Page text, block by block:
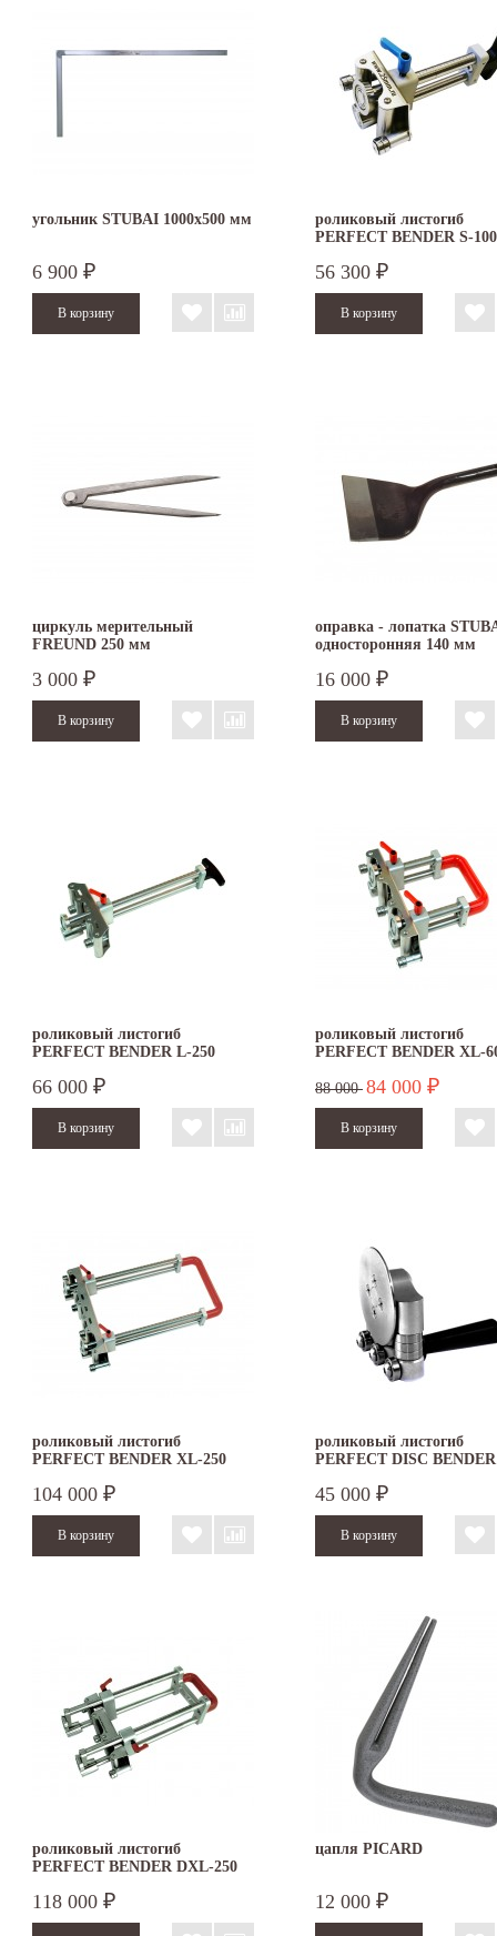
угольник STUBAI 1000х500 мм
6 900 ₽
роликовый листогиб
PERFECT BENDER S-100
56 300 ₽
циркуль мерительный
FREUND 250 мм
3 000 ₽
оправка - лопатка
односторонняя 140 мм
16 000 ₽
роликовый листогиб
PERFECT BENDER L-250
66 000 ₽
роликовый листогиб
PERFECT BENDER XL-
88 000 84 000 ₽
роликовый листогиб
PERFECT BENDER XL-250
104 000 ₽
роликовый листогиб
PERFECT DISC
45 000 ₽
роликовый листогиб
PERFECT BENDER DXL-250
118 000 ₽
цапля PICARD
12 000 ₽